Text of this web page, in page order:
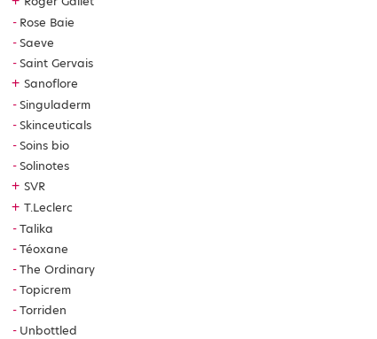
Rose Baie
Saeve
Saint Gervais
+ Sanoflore
Singuladerm
Skinceuticals
Soins bio
Solinotes
+ SVR
+ T.Leclerc
Talika
Téoxane
The Ordinary
Topicrem
Torriden
Unbottled